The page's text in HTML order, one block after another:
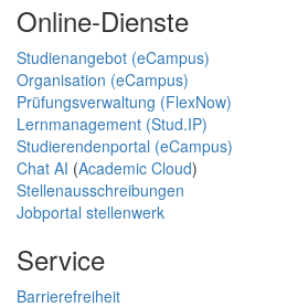
Online-Dienste
Studienangebot (eCampus)
Organisation (eCampus)
Prüfungsverwaltung (FlexNow)
Lernmanagement (Stud.IP)
Studierendenportal (eCampus)
Chat AI (Academic Cloud)
Stellenausschreibungen
Jobportal stellenwerk
Service
Barrierefreiheit